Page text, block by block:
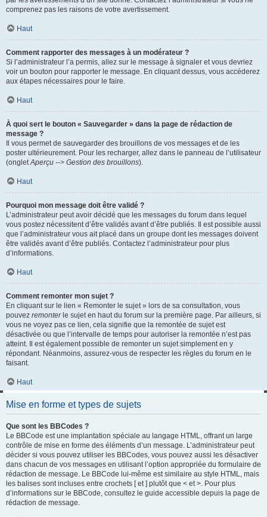
comprenez pas les raisons de votre avertissement.
Haut
Comment rapporter des messages à un modérateur ?
Si l’administrateur l’a permis, allez sur le message à signaler et vous devriez
voir un bouton pour rapporter le message. En cliquant dessus, vous accéderez
aux étapes nécessaires pour le faire.
Haut
À quoi sert le bouton « Sauvegarder » dans la page de rédaction de
message ?
Il vous permet de sauvegarder des brouillons de vos messages et de les
poster ultérieurement. Pour les recharger, allez dans le panneau de l’utilisateur
(ongletAperçu --> Gestion des brouillons).
Haut
Pourquoi mon message doit être validé ?
L’administrateur peut avoir décidé que les messages du forum dans lequel
vous postez nécessitent d’être validés avant d’être publiés. Il est possible aussi
que l’administrateur vous ait placé dans un groupe dont les messages doivent
être validés avant d’être publiés. Contactez l’administrateur pour plus
d’informations.
Haut
Comment remonter mon sujet ?
En cliquant sur le lien « Remonter le sujet » lors de sa consultation, vous
pouvez remonterle sujet en haut du forum sur la première page. Par ailleurs, si
vous ne voyez pas ce lien, cela signifie que la remontée de sujet est
désactivée ou que l’intervalle de temps pour autoriser la remontée n’est pas
atteint. Il est également possible de remonter un sujet simplement en y
répondant. Néanmoins, assurez-vous de respecter les règles du forum en le
faisant.
Haut
Mise en forme et types de sujets
Que sont les BBCodes ?
Le BBCode est une implantation spéciale au langage HTML, offrant un large
contrôle de mise en forme des éléments d’un message. L’administrateur peut
décider si vous pouvez utiliser les BBCodes, vous pouvez aussi les désactiver
dans chacun de vos messages en utilisant l’option appropriée du formulaire de
rédaction de message. Le BBCode lui-même est similaire au style HTML, mais
les balises sont incluses entre crochets [ et ] plutôt que < et >. Pour plus
d’informations sur le BBCode, consultez le guide accessible depuis la page de
rédaction de message.